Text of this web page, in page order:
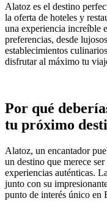
Alatoz es el destino
la oferta de hoteles y
una experiencia increíble
preferencias, desde
establecimientos
disfrutar al máximo tu
Por qué
tu próximo
Alatoz, un encantador
un destino que merece
experiencias auténticas.
junto con su
punto de interés único en